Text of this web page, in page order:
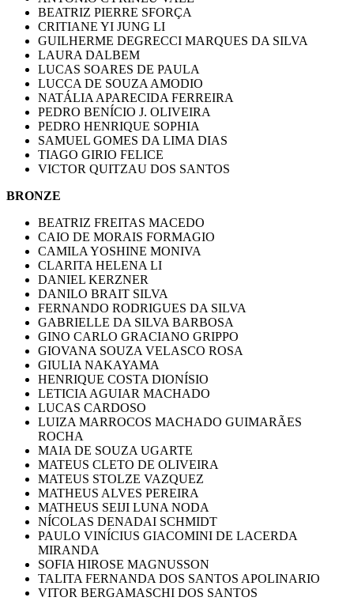
BEATRIZ PIERRE SFORÇA
CRITIANE YI JUNG LI
GUILHERME DEGRECCI MARQUES DA SILVA
LAURA DALBEM
LUCAS SOARES DE PAULA
LUCCA DE SOUZA AMODIO
NATÁLIA APARECIDA FERREIRA
PEDRO BENÍCIO J. OLIVEIRA
PEDRO HENRIQUE SOPHIA
SAMUEL GOMES DA LIMA DIAS
TIAGO GIRIO FELICE
VICTOR QUITZAU DOS SANTOS
BRONZE
BEATRIZ FREITAS MACEDO
CAIO DE MORAIS FORMAGIO
CAMILA YOSHINE MONIVA
CLARITA HELENA LI
DANIEL KERZNER
DANILO BRAIT SILVA
FERNANDO RODRIGUES DA SILVA
GABRIELLE DA SILVA BARBOSA
GINO CARLO GRACIANO GRIPPO
GIOVANA SOUZA VELASCO ROSA
GIULIA NAKAYAMA
HENRIQUE COSTA DIONÍSIO
LETICIA AGUIAR MACHADO
LUCAS CARDOSO
LUIZA MARROCOS MACHADO GUIMARÃES
ROCHA
MAIA DE SOUZA UGARTE
MATEUS CLETO DE OLIVEIRA
MATEUS STOLZE VAZQUEZ
MATHEUS ALVES PEREIRA
MATHEUS SEIJI LUNA NODA
NÍCOLAS DENADAI SCHMIDT
PAULO VINÍCIUS GIACOMINI DE LACERDA
MIRANDA
SOFIA HIROSE MAGNUSSON
TALITA FERNANDA DOS SANTOS APOLINARIO
VITOR BERGAMASCHI DOS SANTOS